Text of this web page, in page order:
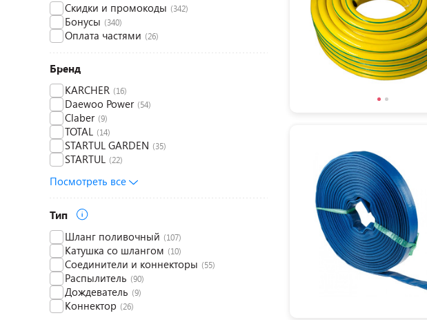
Скидки и промокоды (342)
Бонусы (340)
Оплата частями (26)
Бренд
KARCHER (16)
Daewoo Power (54)
Claber (9)
TOTAL (14)
STARTUL GARDEN (35)
STARTUL (22)
Посмотреть все
Тип
Шланг поливочный (107)
Катушка со шлангом (10)
Соединители и коннекторы (55)
Распылитель (90)
Дождеватель (9)
Коннектор (26)